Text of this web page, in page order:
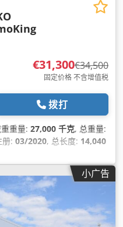
€31,300€34,500
固定价格 不含增值税
拨打
重量: 27,000 千克, 总重量:
册: 03/2020, 总长度: 14,040
整保养记录,
小广告